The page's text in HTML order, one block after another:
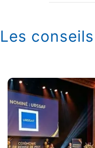
Les conseils